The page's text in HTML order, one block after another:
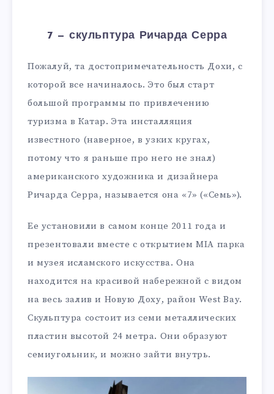
7 — скульптура Ричарда Серра
Пожалуй, та достопримечательность Дохи, с
которой все начиналось. Это был старт
большой программы по привлечению
туризма в Катар. Эта инсталляция
известного (наверное, в узких кругах,
потому что я раньше про него не знал)
американского художника и дизайнера
Ричарда Серра, называется она «7» («Семь»).
Ее установили в самом конце 2011 года и
презентовали вместе с открытием MIA парка
и музея исламского искусства. Она
находится на красивой набережной с видом
на весь залив и Новую Доху, район West Bay.
Скульптура состоит из семи металлических
пластин высотой 24 метра. Они образуют
семиугольник, и можно зайти внутрь.